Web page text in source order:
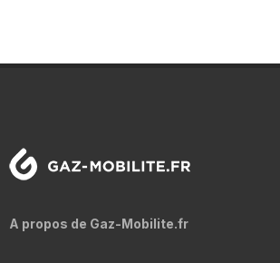
A propos de Gaz-Mobilite.fr